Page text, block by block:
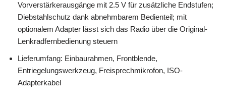
Vorverstärkerausgänge mit 2.5 V für zusätzliche Endstufen;
Diebstahlschutz dank abnehmbarem Bedienteil; mit
optionalem Adapter lässt sich das Radio über die Original-
Lenkradfernbedienung steuern
Lieferumfang: Einbaurahmen, Frontblende,
Entriegelungswerkzeug, Freisprechmikrofon, ISO-
Adapterkabel